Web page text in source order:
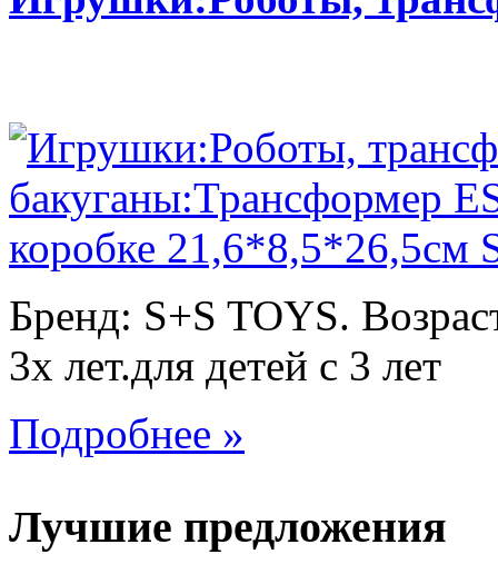
Бренд: S+S TOYS.
3х лет.для детей с 3 лет
Подробнее »
Лучшие предложения